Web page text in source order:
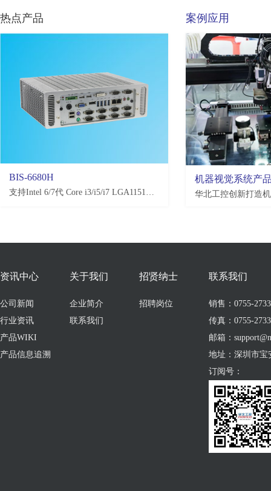
热点产品
BIS-6680H
支持Intel 6/7代 Core i3/i5/i7 LGA1151处理器，H110/Q170/C236，4*USB3.0, 4*USB2.0，2-10*COM(可选)
EMB-3581
案例应用
机器视觉系统产
资讯中心
公司新闻
行业资讯
产品WIKI
产品信息追溯
关于我们
企业简介
联系我们
招贤纳士
招聘岗位
联系我们
销售：0755-
传真：0755-
邮箱：
地址：深圳市宝
订阅号：